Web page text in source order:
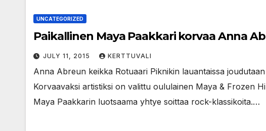
UNCATEGORIZED
Paikallinen Maya Paakkari korvaa Anna
JULY 11, 2015 KERTTUVALI
Anna Abreun keikka Rotuaari Piknikin lauantaissa
Korvaavaksi artistiksi on valittu oululainen Maya & Frozen
Maya Paakkarin luotsaama yhtye soittaa rock-klassikoita.…